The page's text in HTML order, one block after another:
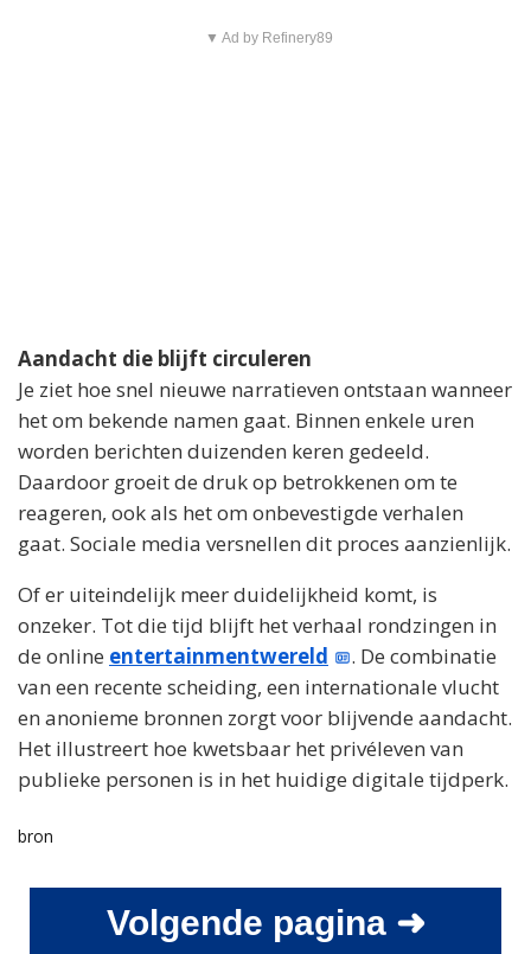
▼ Ad by Refinery89
Aandacht die blijft circuleren
Je ziet hoe snel nieuwe narratieven ontstaan wanneer
het om bekende namen gaat. Binnen enkele uren
worden berichten duizenden keren gedeeld.
Daardoor groeit de druk op betrokkenen om te
reageren, ook als het om onbevestigde verhalen
gaat. Sociale media versnellen dit proces aanzienlijk.
Of er uiteindelijk meer duidelijkheid komt, is
onzeker. Tot die tijd blijft het verhaal rondzingen in
de online entertainmentwereld
. De combinatie
van een recente scheiding, een internationale vlucht
en anonieme bronnen zorgt voor blijvende aandacht.
Het illustreert hoe kwetsbaar het privéleven van
publieke personen is in het huidige digitale tijdperk.
bron
Volgende pagina ➜